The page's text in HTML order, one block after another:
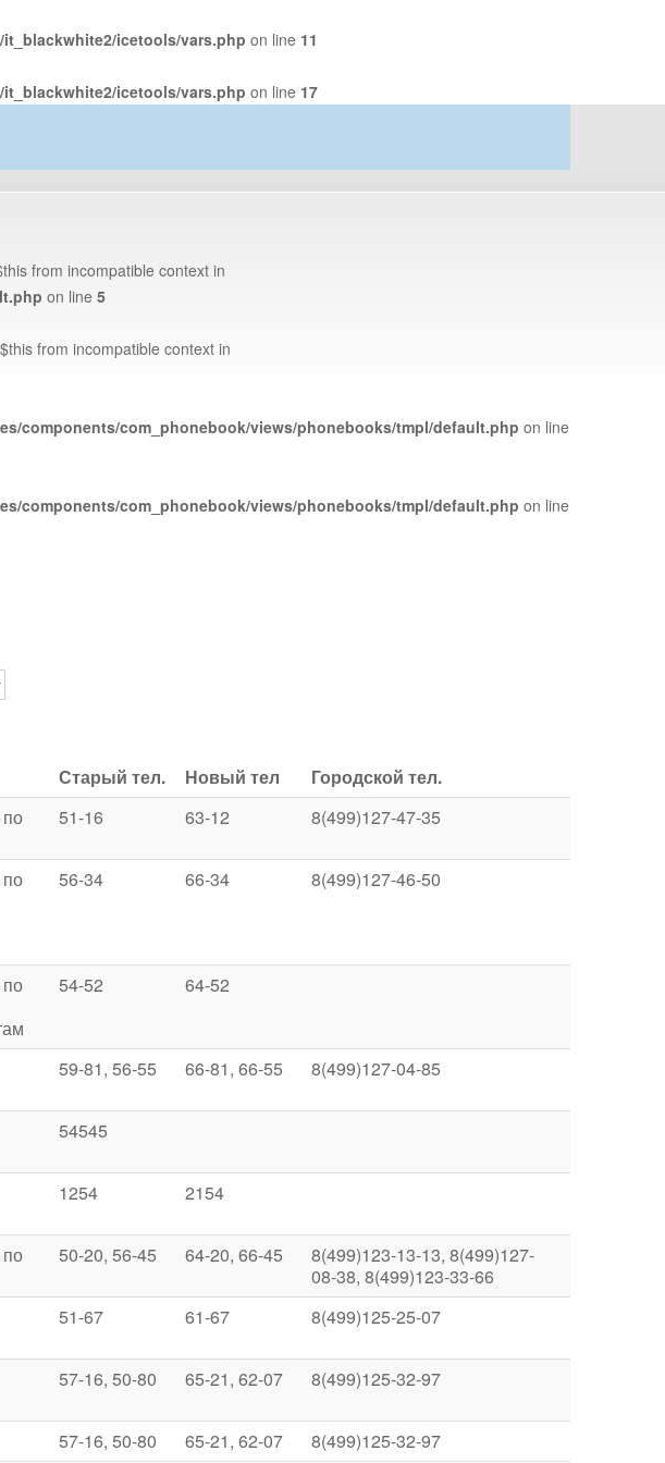
icetools/vars.php on line 11
icetools/vars.php on line 17
from incompatible context in
on line 5
from incompatible context in
components/com_phonebook/views/phonebooks/tmpl/default.php on line
components/com_phonebook/views/phonebooks/tmpl/default.php on line
Старый тел. Новый тел
Городской тел.
51-16 63-12 8(499)127-47-35
56-34 66-34 8(499)127-46-50
54-52 64-52
59-81, 56-55 66-81, 66-55 8(499)127-04-85
54545
1254 2154
50-20, 56-45 64-20, 66-45
8(499)123-13-13, 8(499)127-
08-38, 8(499)123-33-66
51-67 61-67 8(499)125-25-07
57-16, 50-80 65-21, 62-07 8(499)125-32-97
57-16, 50-80 65-21, 62-07 8(499)125-32-97